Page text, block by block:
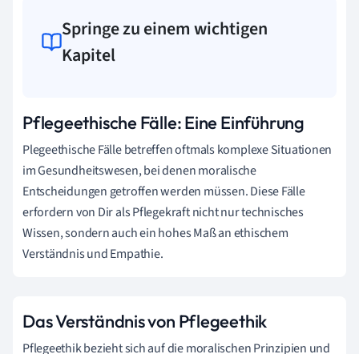
Springe zu einem wichtigen
Kapitel
Pflegeethische Fälle: Eine Einführung
Plegeethische Fälle betreffen oftmals komplexe Situationen
im Gesundheitswesen, bei denen moralische
Entscheidungen getroffen werden müssen. Diese Fälle
erfordern von Dir als Pflegekraft nicht nur technisches
Wissen, sondern auch ein hohes Maß an ethischem
Verständnis und Empathie.
Das Verständnis von Pflegeethik
Pflegeethik bezieht sich auf die moralischen Prinzipien und